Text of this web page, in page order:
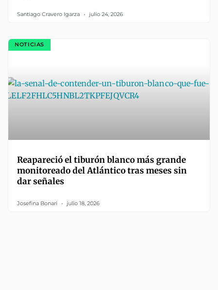
Santiago Cravero Igarza julio 24, 2026
NOTICIAS
Reapareció el tiburón blanco más grande
monitoreado del Atlántico tras meses sin
dar señales
Josefina Bonari julio 18, 2026